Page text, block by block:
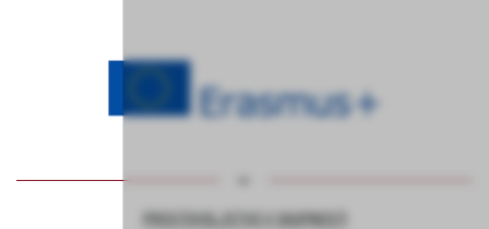
PROSTOVOLJSTVO V SKUPNOSTI